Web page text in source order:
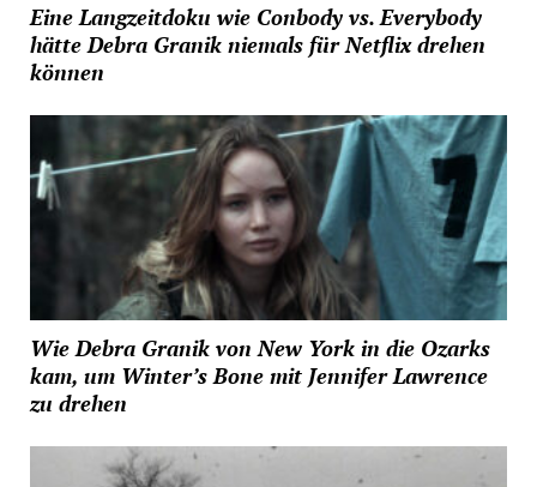
Eine Langzeitdoku wie Conbody vs. Everybody
hätte Debra Granik niemals für Netflix drehen
können
Wie Debra Granik von New York in die Ozarks
kam, um Winter’s Bone mit Jennifer Lawrence
zu drehen